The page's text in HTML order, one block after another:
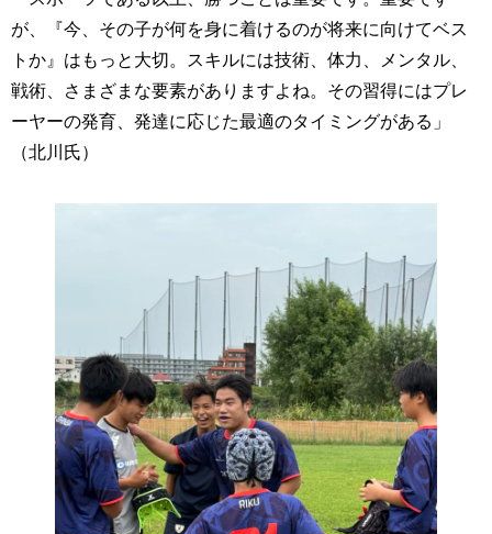
が、『今、その子が何を身に着けるのが将来に向けてベス
トか』はもっと大切。スキルには技術、体力、メンタル、
戦術、さまざまな要素がありますよね。その習得にはプレ
ーヤーの発育、発達に応じた最適のタイミングがある」
（北川氏）